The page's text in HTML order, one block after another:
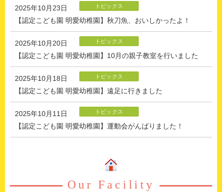
2025年10月23日 トピックス
【認定こども園 明愛幼稚園】秋刀魚、おいしかったよ！
2025年10月20日 トピックス
【認定こども園 明愛幼稚園】10月の親子教室を行いました
2025年10月18日 トピックス
【認定こども園 明愛幼稚園】遠足に行きました
2025年10月11日 トピックス
【認定こども園 明愛幼稚園】運動会がんばりました！
Our Facility